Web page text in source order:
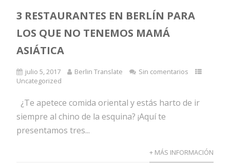
3 RESTAURANTES EN BERLÍN PARA
LOS QUE NO TENEMOS MAMÁ
ASIÁTICA
julio 5, 2017 Berlin Translate
Sin comentarios
Uncategorized
¿Te apetece comida oriental y estás harto de ir
siempre al chino de la esquina? ¡Aquí te
presentamos tres...
+ MÁS INFORMACIÓN